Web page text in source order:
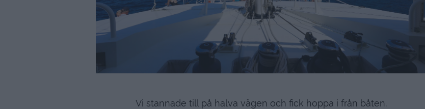
Vi stannade till på halva vägen och fick hoppa i från båten.